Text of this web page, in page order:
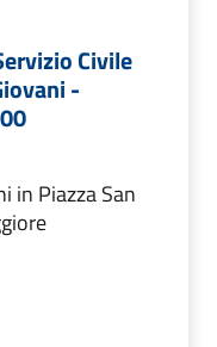
Civile
-
in Piazza San